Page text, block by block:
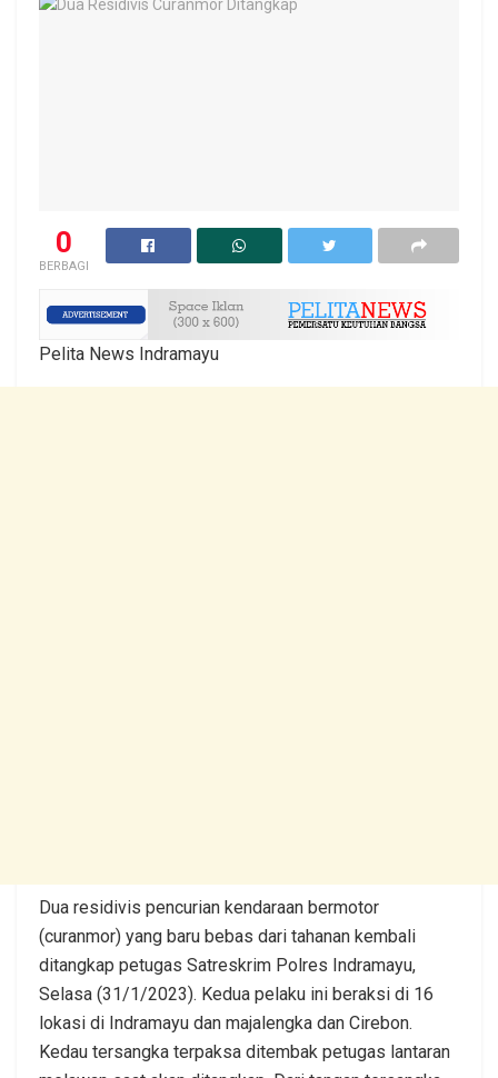
0
BERBAGI
Pelita News Indramayu
Dua residivis pencurian kendaraan bermotor
(curanmor) yang baru bebas dari tahanan kembali
ditangkap petugas Satreskrim Polres Indramayu,
Selasa (31/1/2023). Kedua pelaku ini beraksi di 16
lokasi di Indramayu dan majalengka dan Cirebon.
Kedau tersangka terpaksa ditembak petugas lantaran